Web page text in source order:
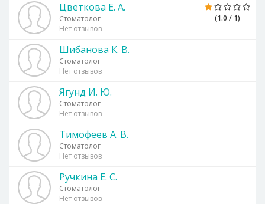
(1.0 / 1)
Цветкова Е. А.
Стоматолог
Нет отзывов
Шибанова К. В.
Стоматолог
Нет отзывов
Ягунд И. Ю.
Стоматолог
Нет отзывов
Тимофеев А. В.
Стоматолог
Нет отзывов
Ручкина Е. С.
Стоматолог
Нет отзывов